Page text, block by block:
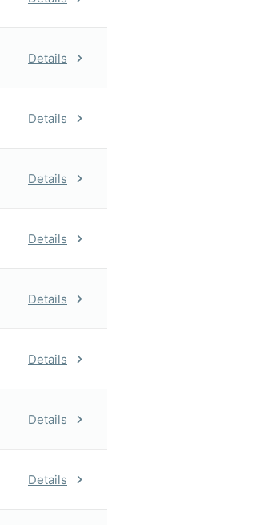
Details
Details
Details
Details
Details
Details
Details
Details